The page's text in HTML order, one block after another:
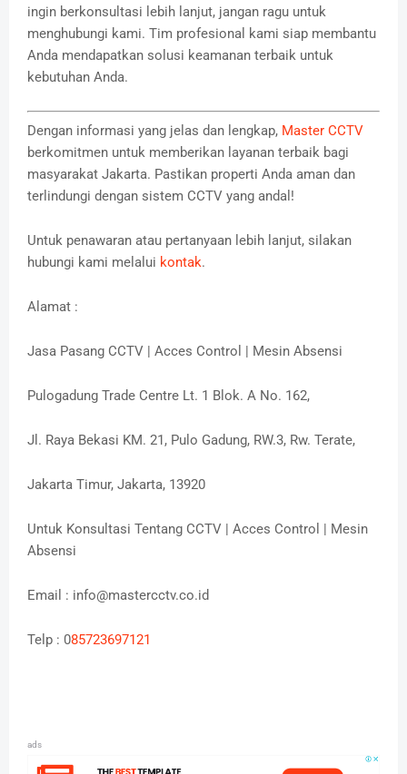
ingin berkonsultasi lebih lanjut, jangan ragu untuk
menghubungi kami. Tim profesional kami siap membantu
Anda mendapatkan solusi keamanan terbaik untuk
kebutuhan Anda.
Dengan informasi yang jelas dan lengkap, Master CCTV
berkomitmen untuk memberikan layanan terbaik bagi
masyarakat Jakarta. Pastikan properti Anda aman dan
terlindungi dengan sistem CCTV yang andal!
Untuk penawaran atau pertanyaan lebih lanjut, silakan
hubungi kami melalui kontak.
Alamat :
Jasa Pasang CCTV | Acces Control | Mesin Absensi
Pulogadung Trade Centre Lt. 1 Blok. A No. 162,
Jl. Raya Bekasi KM. 21, Pulo Gadung, RW.3, Rw. Terate,
Jakarta Timur, Jakarta, 13920
Untuk Konsultasi Tentang CCTV | Acces Control | Mesin
Absensi
Email : info@mastercctv.co.id
Telp : 085723697121
ads